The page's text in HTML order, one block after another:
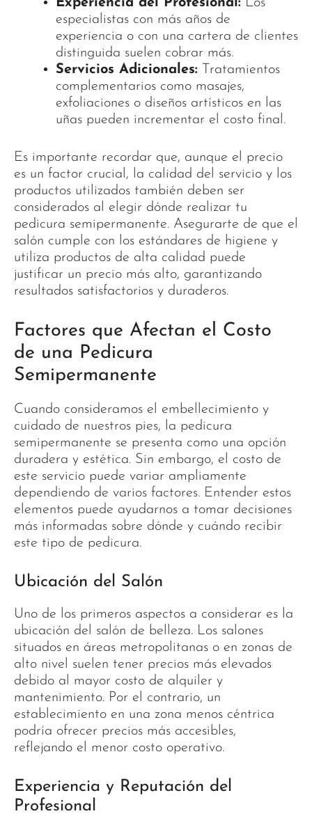
especialistas con más años de
experiencia o con una cartera de clientes
distinguida suelen cobrar más.
Servicios Adicionales: Tratamientos
complementarios como masajes,
exfoliaciones o diseños artísticos en las
uñas pueden incrementar el costo final.
Es importante recordar que, aunque el precio
es un factor crucial, la calidad del servicio y los
productos utilizados también deben ser
considerados al elegir dónde realizar tu
pedicura semipermanente. Asegurarte de que el
salón cumple con los estándares de higiene y
utiliza productos de alta calidad puede
justificar un precio más alto, garantizando
resultados satisfactorios y duraderos.
Factores que Afectan el Costo
de una Pedicura
Semipermanente
Cuando consideramos el embellecimiento y
cuidado de nuestros pies, la pedicura
semipermanente se presenta como una opción
duradera y estética. Sin embargo, el costo de
este servicio puede variar ampliamente
dependiendo de varios factores. Entender estos
elementos puede ayudarnos a tomar decisiones
más informadas sobre dónde y cuándo recibir
este tipo de pedicura.
Ubicación del Salón
Uno de los primeros aspectos a considerar es la
ubicación del salón de belleza. Los salones
situados en áreas metropolitanas o en zonas de
alto nivel suelen tener precios más elevados
debido al mayor costo de alquiler y
mantenimiento. Por el contrario, un
establecimiento en una zona menos céntrica
podría ofrecer precios más accesibles,
reflejando el menor costo operativo.
Experiencia y Reputación del
Profesional